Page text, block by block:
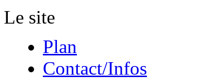
Le site
Plan
Contact/Infos